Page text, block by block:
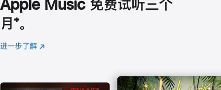
Apple Music 免费试听三个
月 脚
注
⁺。
进一步了解 Apple
(在
口